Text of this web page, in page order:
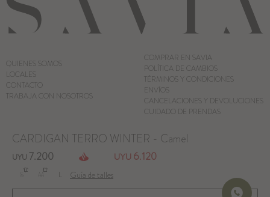
CARDIGAN TERRO WINTER - Camel
UYU 7.200 UYU 6.120
M L Guía de talles
QUIENES SOMOS
LOCALES
CONTACTO
TRABAJA CON NOSOTROS
COMPRAR EN SAVIA
POLÍTICA DE CAMBIOS
TÉRMINOS Y CONDICIONES
ENVÍOS
CANCELACIONES Y DEVOLUCIONES
CUIDADO DE PRENDAS
© Copyright 2026 / Savia